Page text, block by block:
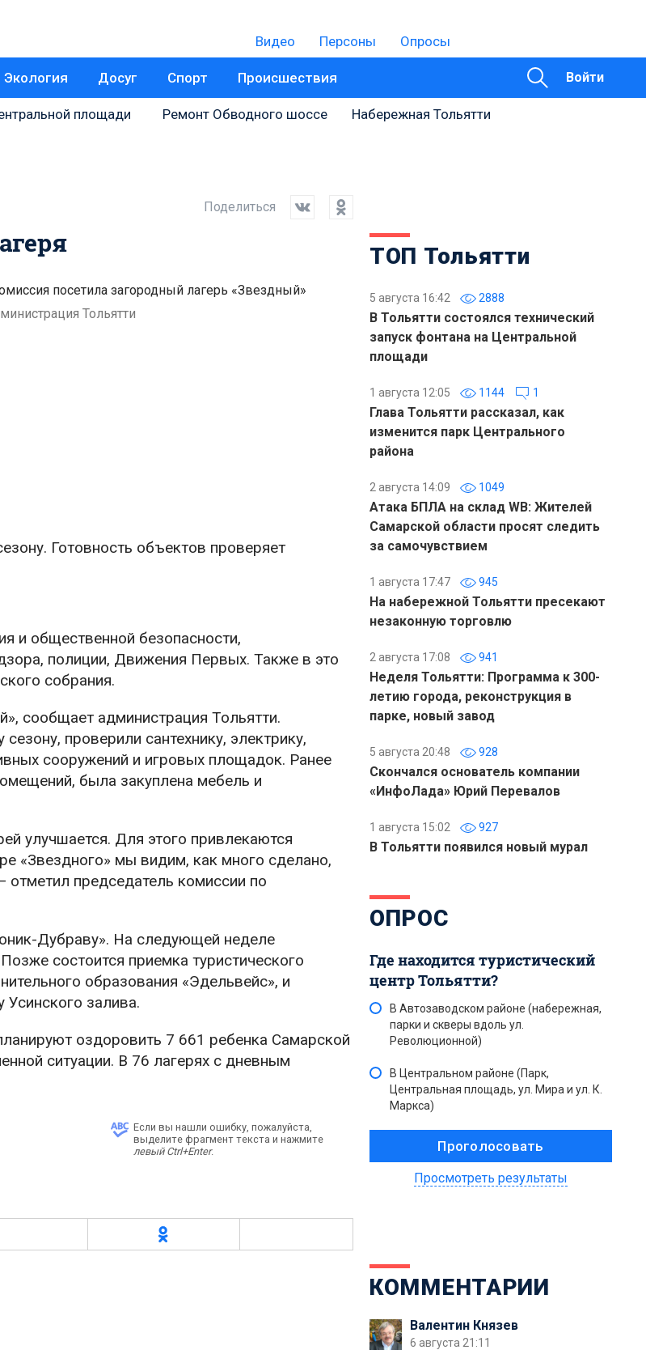
Видео Персоны Опросы
Экология Досуг Спорт Происшествия Войти
площади Ремонт Обводного шоссе
Набережная Тольятти
Поделиться
посетила загородный лагерь «Звездный»
Тольятти
Готовность объектов проверяет
и общественной безопасности,
полиции, Движения Первых. Также в это
собрания.
сообщает администрация Тольятти.
проверили сантехнику, электрику,
сооружений и игровых площадок. Ранее
была закуплена мебель и
улучшается. Для этого привлекаются
«Звездного» мы видим, как много сделано,
председатель комиссии по
Дубраву». На следующей неделе
состоится приемка туристического
образования «Эдельвейс», и
Усинского залива.
оздоровить 7 661 ребенка Самарской
ситуации. В 76 лагерях с дневным
Если вы нашли ошибку, пожалуйста,
выделите фрагмент текста и нажмите
левый Ctrl+Enter.
ТОП Тольятти
5 августа 16:42 2888
В Тольятти состоялся технический
запуск фонтана на Центральной
площади
1 августа 12:05 1144 1
Глава Тольятти рассказал, как
изменится парк Центрального
района
2 августа 14:09 1049
Атака БПЛА на склад WB: Жителей
Самарской области просят следить
за самочувствием
1 августа 17:47 945
На набережной Тольятти пресекают
незаконную торговлю
2 августа 17:08 941
Неделя Тольятти: Программа к 300-
летию города, реконструкция в
парке, новый завод
5 августа 20:48 928
Скончался основатель компании
«ИнфоЛада» Юрий Перевалов
1 августа 15:02 927
В Тольятти появился новый мурал
ОПРОС
Где находится туристический
центр Тольятти?
В Автозаводском районе (набережная,
парки и скверы вдоль ул.
Революционной)
В Центральном районе (Парк,
Центральная площадь, ул. Мира и ул. К.
Маркса)
Просмотреть результаты
КОММЕНТАРИИ
Валентин Князев
6 августа 21:11